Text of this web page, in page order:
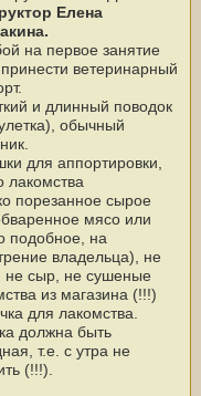
Елена
на первое занятие
ветеринарный
и длинный поводок
обычный
для аппортировки,
лакомства
порезанное сырое
мясо или
подобное, на
владельца), не
не сыр, не сушеные
из магазина (!!!)
для лакомства.
должна быть
т.е. с утра не
(!!!).